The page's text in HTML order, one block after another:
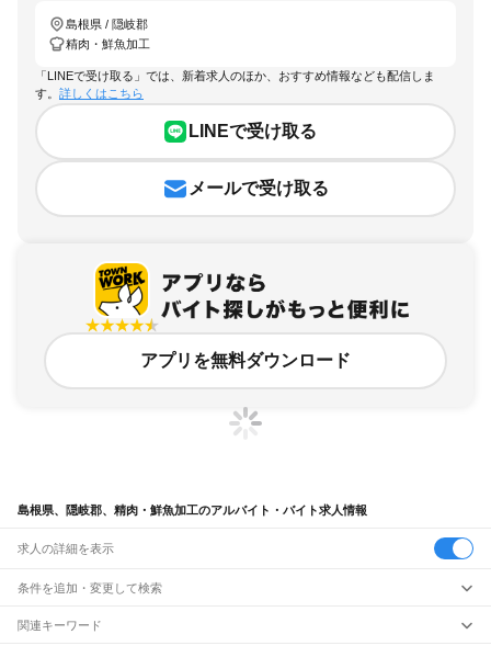
島根県 / 隠岐郡
精肉・鮮魚加工
「LINEで受け取る」では、新着求人のほか、おすすめ情報なども配信しま
す。 詳しくはこちら
LINEで受け取る
メールで受け取る
アプリを無料ダウンロード
島根県、隠岐郡、精肉・鮮魚加工のアルバイト・バイト求人情報
求人の詳細を表示
条件を追加・変更して検索
市区町村を追加・変更
関連キーワード